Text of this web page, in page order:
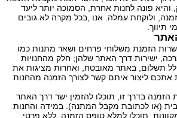
פונה לחנות אחרת, הסמוכה יותר ליעד
ולוקחת עמלה. אנו ,בכל מקרה לא גובים
תיווך.
הזמנת משלוחי פרחים ושאר מתנות כמו
ישירות דרך האתר שלהן; חלק מהחנויות
תשלום, באתר מאובטח, ואחרות מציגות את
אתכם ליצור איתם קשר לצורך הזמנה מהחנות
בדרך זו, תוכלו להזמין ישר דרך האתר
(או לכתובת מקבל המתנה). במידה והחנות
תוכלו למלא טופס הזמנה, ללא פרטי